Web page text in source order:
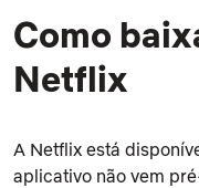
Como
Netflix
A Netflix está
aplicativo não vem